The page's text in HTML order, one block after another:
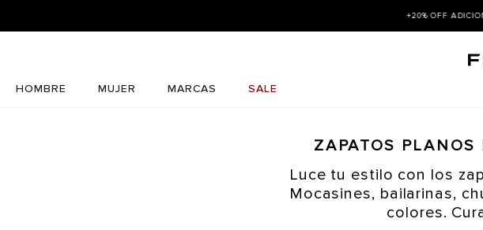
+20% OFF
HOMBRE MUJER MARCAS SALE
ZAPATOS
Luce tu estilo con los
Mocasines, bailarinas,
colores.